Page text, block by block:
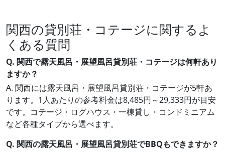
関西の貸別荘・コテージに関するよ
くある質問
Q. 関西で露天風呂・展望風呂貸別荘・コテージは何軒あり
ますか？
A. 関西には露天風呂・展望風呂貸別荘・コテージが5軒あ
ります。1人あたりの参考料金は8,485円～29,333円が目安
です。コテージ・ログハウス・一棟貸し・コンドミニアム
など各種タイプから選べます。
Q. 関西の露天風呂・展望風呂貸別荘でBBQもできますか？